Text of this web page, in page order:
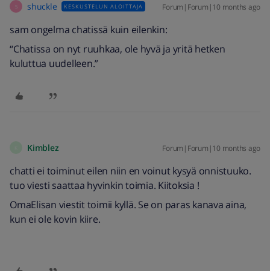
S shuckle KESKUSTELUN ALOITTAJA Forum|Forum|10 months ago
sam ongelma chatissä kuin eilenkin:
“Chatissa on nyt ruuhkaa, ole hyvä ja yritä hetken
kuluttua uudelleen.”
Kimblez Forum|Forum|10 months ago
chatti ei toiminut eilen niin en voinut kysyä onnistuuko.
tuo viesti saattaa hyvinkin toimia. Kiitoksia !
OmaElisan viestit toimii kyllä. Se on paras kanava aina,
kun ei ole kovin kiire.